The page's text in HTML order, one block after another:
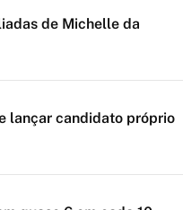
de Michelle da
lançar candidato próprio